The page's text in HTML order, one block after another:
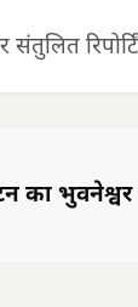
का